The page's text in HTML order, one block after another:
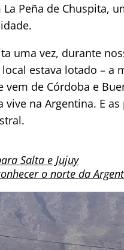
Peña de Chuspita,
uma vez, durante
estava lotado –
de Córdoba e
na Argentina. E
Salta e Jujuy
o norte da